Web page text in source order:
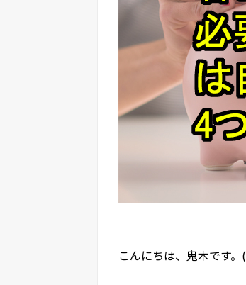
こんにちは、鬼木です。(